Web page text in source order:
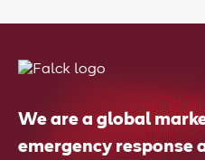
We are a global
emergency response